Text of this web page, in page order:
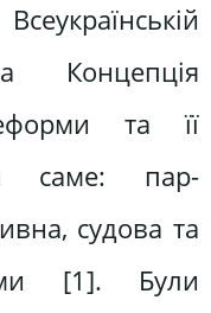
Концепція
та її
саме: пар­
судова та
[1]. Були